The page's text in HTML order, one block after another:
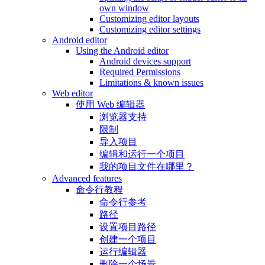
own window
Customizing editor layouts
Customizing editor settings
Android editor
Using the Android editor
Android devices support
Required Permissions
Limitations & known issues
Web editor
使用 Web 编辑器
浏览器支持
限制
导入项目
编辑和运行一个项目
我的项目文件在哪里？
Advanced features
命令行教程
命令行参考
路径
设置项目路径
创建一个项目
运行编辑器